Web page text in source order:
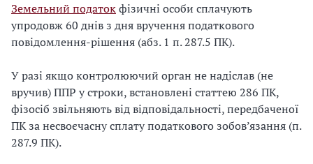
Земельний податокфізичні особи сплачують
упродовж 60 днів з дня вручення податкового
повідомлення-рішення (абз. 1 п. 287.5 ПК).
У разі якщо контролюючий орган не надіслав (не
вручив) ППР у строки, встановлені статтею 286 ПК,
фізосіб звільняють від відповідальності, передбаченої
ПК за несвоєчасну сплату податкового зобов’язання (п.
287.9 ПК).